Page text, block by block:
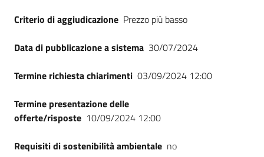
Seguici
su
Criterio di aggiudicazione Prezzo più basso
Data di pubblicazione a sistema 30/07/2024
Termine richiesta chiarimenti 03/09/2024 12:00
Termine presentazione delle
offerte/risposte 10/09/2024 12:00
Requisiti di sostenibilità ambientale no